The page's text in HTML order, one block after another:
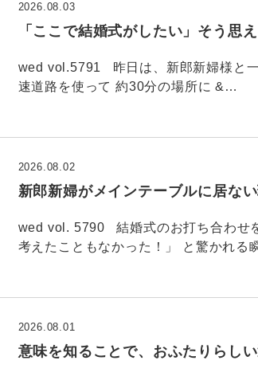
「ここで結婚式がしたい」そう思
2026.08.03
wed vol.5791 昨日は、新郎新婦様と
速道路を使って 約30分の場所に &…
新郎新婦がメインテーブルに居な
2026.08.02
wed vol. 5790 結婚式のお打ち合わせ
考えたこともなかった！」 と驚かれる
意味を知ることで、おふたりらし
2026.08.01